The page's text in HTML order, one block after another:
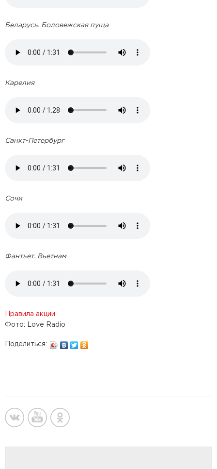
Беларусь. Боловежская пуща
Карелия
Санкт-Петербург
Сочи
Фантьет. Вьетнам
Правила акции
Фото: Love Radio
Поделиться: